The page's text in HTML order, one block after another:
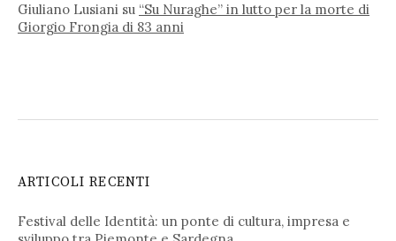
Giuliano Lusiani su “Su Nuraghe” in lutto per la morte di
Giorgio Frongia di 83 anni
ARTICOLI RECENTI
Festival delle Identità: un ponte di cultura, impresa e